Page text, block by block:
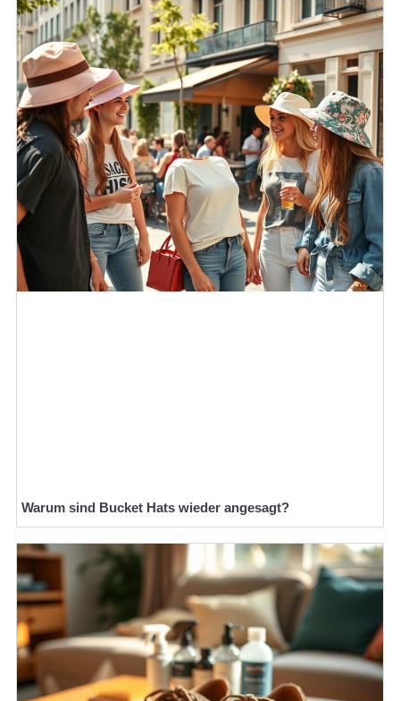
Warum sind Bucket Hats wieder angesagt?